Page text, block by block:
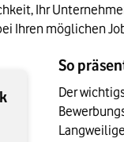
Ihr
Ihren möglichen
So
Der